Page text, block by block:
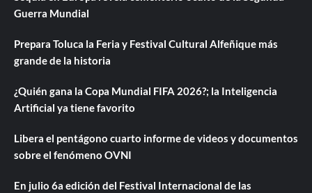
Guerra Mundial
Prepara Toluca la Feria y Festival Cultural Alfeñique más
grande de la historia
¿Quién gana la Copa Mundial FIFA 2026?; la Inteligencia
Artificial ya tiene favorito
Libera el pentágono cuarto informe de videos y documentos
sobre el fenómeno OVNI
En julio 6a edición del Festival Internacional de las